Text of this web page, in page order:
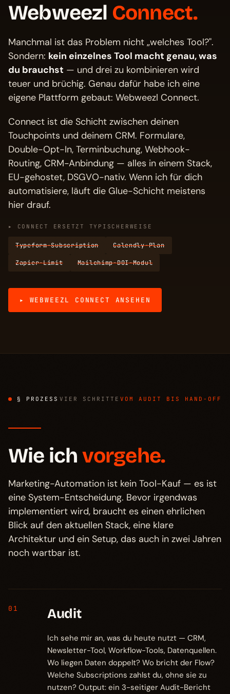
Webweezl Connect.
Manchmal ist das Problem nicht „welches Tool?".
Sondern: kein einzelnes Tool macht genau, was
du brauchst — und drei zu kombinieren wird
teuer und brüchig. Genau dafür habe ich eine
eigene Plattform gebaut: Webweezl Connect.
Connect ist die Schicht zwischen deinen
Touchpoints und deinem CRM. Formulare,
Double-Opt-In, Terminbuchung, Webhook-
Routing, CRM-Anbindung — alles in einem Stack,
EU-gehostet, DSGVO-nativ. Wenn ich für dich
automatisiere, läuft die Glue-Schicht meistens
hier drauf.
▸ CONNECT ERSETZT TYPISCHERWEISE
Typeform-Subscription Calendly-Plan
Zapier-Limit Mailchimp-DOI-Modul
▸ WEBWEEZL CONNECT ANSEHEN
§ PROZESS VIER SCHRITTE VOM AUDIT BIS HAND-OFF
Wie ich vorgehe.
Marketing-Automation ist kein Tool-Kauf — es ist
eine System-Entscheidung. Bevor irgendwas
implementiert wird, braucht es einen ehrlichen
Blick auf den aktuellen Stack, eine klare
Architektur und ein Setup, das auch in zwei Jahren
noch wartbar ist.
01 Audit
Ich sehe mir an, was du heute nutzt — CRM,
Newsletter-Tool, Workflow-Tools, Datenquellen.
Wo liegen Daten doppelt? Wo bricht der Flow?
Welche Subscriptions zahlst du, ohne sie zu
nutzen? Output: ein 3-seitiger Audit-Bericht